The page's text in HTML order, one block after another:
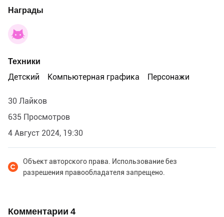
Награды
Техники
Детский
Компьютерная графика Персонажи
30 Лайков
635 Просмотров
4 Август 2024, 19:30
Объект авторского права. Использование без
разрешения правообладателя запрещено.
Комментарии 4